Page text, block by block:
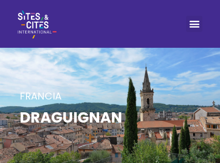
FRANCIA
DRAGUIGNAN